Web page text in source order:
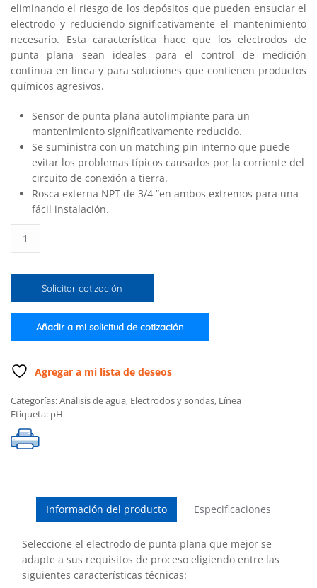
eliminando el riesgo de los depósitos que pueden ensuciar el
electrodo y reduciendo significativamente el mantenimiento
necesario. Esta característica hace que los electrodos de
punta plana sean ideales para el control de medición
continua en línea y para soluciones que contienen productos
químicos agresivos.
Sensor de punta plana autolimpiante para un
mantenimiento significativamente reducido.
Se suministra con un matching pin interno que puede
evitar los problemas típicos causados ​​por la corriente del
circuito de conexión a tierra.
Rosca externa NPT de 3/4 ”en ambos extremos para una
fácil instalación.
industrial
pH
cantidad
Solicitar cotización
Añadir a mi solicitud de cotización
Agregar a mi lista de deseos
Categorías:Análisis de agua, Electrodos y sondas, Línea
Etiqueta: pH
Información del producto Especificaciones
Seleccione el electrodo de punta plana que mejor se
adapte a sus requisitos de proceso eligiendo entre las
siguientes características técnicas: